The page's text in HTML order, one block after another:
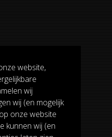
website,
wij
wij (en mogelijk
onze website
kunnen wij (en